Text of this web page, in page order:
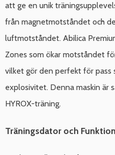
att ge en unik
från magnetmotståndet och
luftmotståndet. Abilica
Zones som ökar motståndet
vilket gör den perfekt för pass
explosivitet. Denna maskin är
HYROX-träning.
Träningsdator och